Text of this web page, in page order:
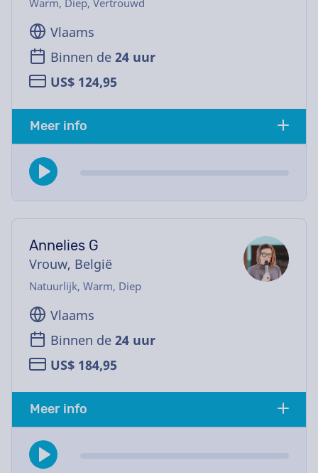
Warm, Diep, Vertrouwd
Vlaams
Binnen de 24 uur
US$ 124,95
Meer info
Annelies G
Vrouw, België
Natuurlijk, Warm, Diep
Vlaams
Binnen de 24 uur
US$ 184,95
Meer info